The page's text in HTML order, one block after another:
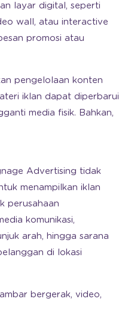
layar digital, seperti
wall, atau interactive
promosi atau
pengelolaan konten
iklan dapat diperbarui
media fisik. Bahkan,
Advertising tidak
menampilkan iklan
perusahaan
komunikasi,
arah, hingga sarana
di lokasi
bergerak, video,